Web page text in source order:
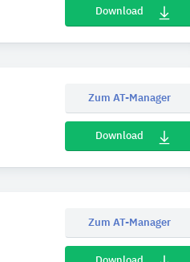
Download
Zum AT-Manager
Download
Zum AT-Manager